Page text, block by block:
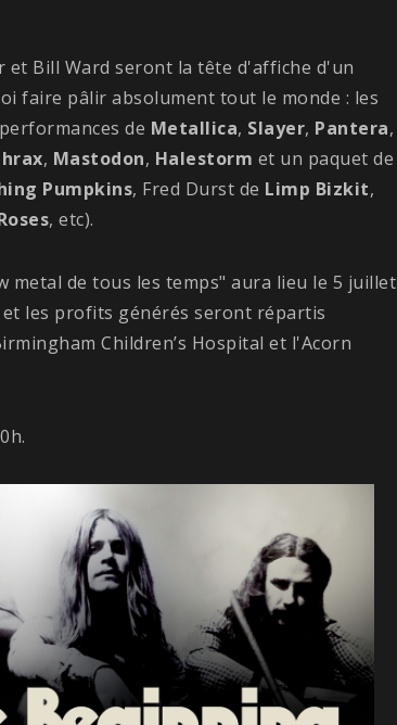
et Bill Ward seront la tête d'affiche d'un
faire pâlir absolument tout le monde : les
de Metallica, Slayer, Pantera,
, Mastodon, Halestorm et un paquet de
Pumpkins, Fred Durst de Limp Bizkit,
, etc).
metal de tous les temps" aura lieu le 5 juillet
les profits générés seront répartis
Children’s Hospital et l'Acorn